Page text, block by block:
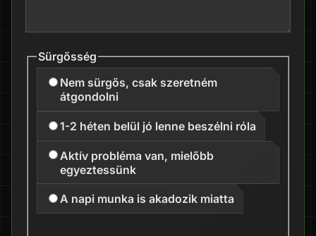
Sürgősség
Nem sürgős, csak szeretném
átgondolni
1-2 héten belül jó lenne beszélni róla
Aktív probléma van, mielőbb
egyeztessünk
A napi munka is akadozik miatta